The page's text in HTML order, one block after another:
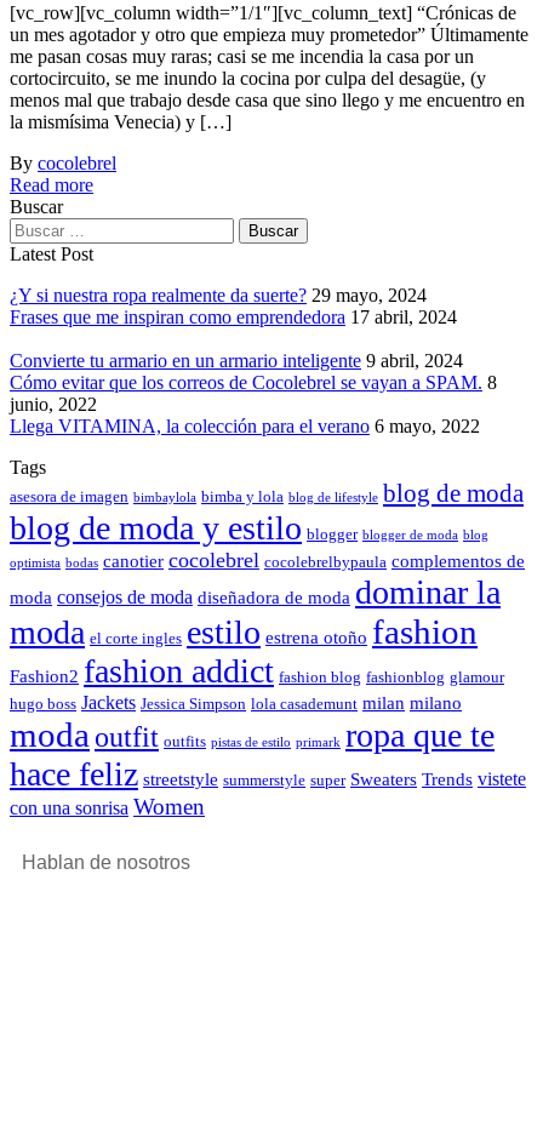
[vc_row][vc_column width=”1/1″][vc_column_text] “Crónicas de
un mes agotador y otro que empieza muy prometedor” Últimamente
me pasan cosas muy raras; casi se me incendia la casa por un
cortocircuito, se me inundo la cocina por culpa del desagüe, (y
menos mal que trabajo desde casa que sino llego y me encuentro en
la mismísima Venecia) y […]
By cocolebrel
Read more
Buscar
Latest Post
¿Y si nuestra ropa realmente da suerte? 29 mayo, 2024
Frases que me inspiran como emprendedora 17 abril, 2024
Convierte tu armario en un armario inteligente 9 abril, 2024
Cómo evitar que los correos de Cocolebrel se vayan a SPAM. 8
junio, 2022
Llega VITAMINA, la colección para el verano 6 mayo, 2022
Tags
asesora de imagen bimbaylola bimba y lola blog de lifestyle blog de moda
blog de moda y estilo blogger blogger de moda blog
optimista bodas canotier cocolebrel cocolebrelbypaula complementos de
moda consejos de moda diseñadora de moda dominar la
moda el corte ingles estilo estrena otoño fashion
Fashion2 fashion addict fashion blog fashionblog glamour
hugo boss Jackets Jessica Simpson lola casademunt milan milano
moda outfit outfits pistas de estilo primark ropa que te
hace feliz streetstyle summerstyle super Sweaters Trends vistete
con una sonrisa Women
Hablan de nosotros